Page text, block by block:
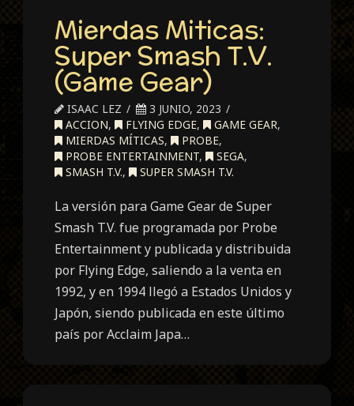
Mierdas Miticas:
Super Smash T.V.
(Game Gear)
ISAAC LEZ
3 JUNIO, 2023
ACCION, FLYING EDGE, GAME GEAR,
MIERDAS MÍTICAS, PROBE,
PROBE ENTERTAINMENT, SEGA,
SMASH T.V., SUPER SMASH T.V.
La versión para Game Gear de Super
Smash T.V. fue programada por Probe
Entertainment y publicada y distribuida
por Flying Edge, saliendo a la venta en
1992, y en 1994 llegó a Estados Unidos y
Japón, siendo publicada en este último
país por Acclaim Japa…